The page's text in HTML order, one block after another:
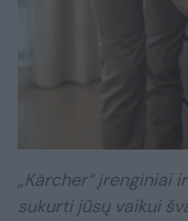
„Kärcher“ įrenginiai
sukurti jūsų vaikui